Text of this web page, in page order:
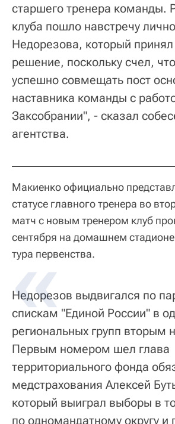
старшего тренера команды.
клуба пошло навстречу
Недорезова, который принял
решение, поскольку счел,
успешно совмещать пост
наставника команды с
Заксобрании", - сказал
агентства.
Макиенко официально
статусе главного тренера во
матч с новым тренером клуб
сентября на домашнем
тура первенства.
Недорезов выдвигался по
спискам "Единой России" в
региональных групп вторым
Первым номером шел глава
территориального фонда
медстрахования Алексей
который выиграл выборы в
по одномандатному округу и